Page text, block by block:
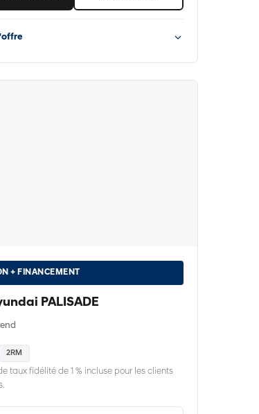
+ FINANCEMENT
PALISADE
2RM
taux fidélité de 1 % incluse pour les clients